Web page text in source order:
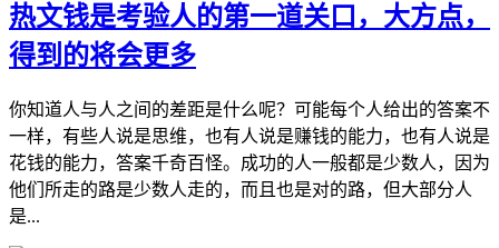
热文钱是考验人的第一道关口，大方点，
得到的将会更多
你知道人与人之间的差距是什么呢？可能每个人给出的答案不
一样，有些人说是思维，也有人说是赚钱的能力，也有人说是
花钱的能力，答案千奇百怪。成功的人一般都是少数人，因为
他们所走的路是少数人走的，而且也是对的路，但大部分人
是...